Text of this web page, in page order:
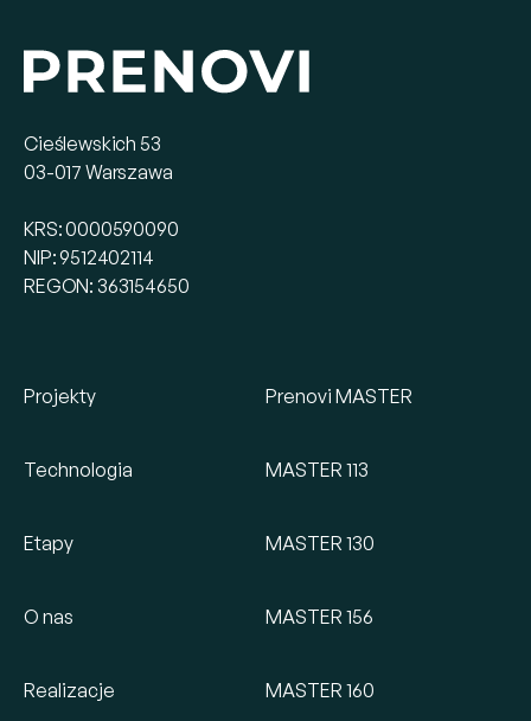
Cieślewskich 53
03-017 Warszawa
KRS: 0000590090
NIP: 9512402114
REGON: 363154650
Projekty
Technologia
Etapy
O nas
Realizacje
Prenovi MASTER
MASTER 113
MASTER 130
MASTER 156
MASTER 160